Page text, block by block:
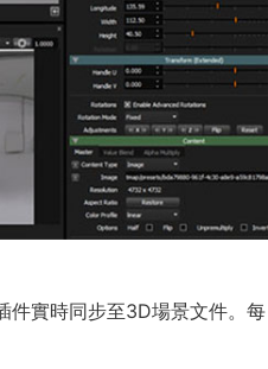
實時同步至3D場景文件。每